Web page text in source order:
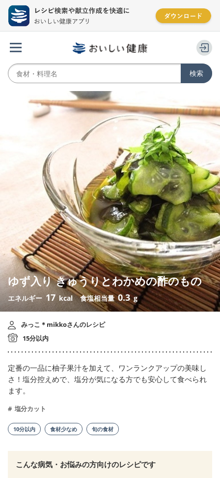
ゆず入り きゅうりとわかめの酢のもの
エネルギー 17 kcal 食塩相当量0.3 g
みっこ＊mikkoさんのレシピ
15分以内
定番の一品に柚子果汁を加えて、ワンランクアップの美味し
さ！塩分控えめで、塩分が気になる方でも安心して食べられ
ます。
塩分カット
10分以内 食材少なめ 旬の食材
こんな病気・お悩みの方向けのレシピです